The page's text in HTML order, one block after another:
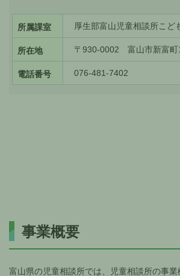
所属課室 厚生部富山児童相談所こど
所在地 〒930-0002 富山市新富
電話番号 076-481-7402
事業概要
富山県の児童相談所では、児童相談所の事